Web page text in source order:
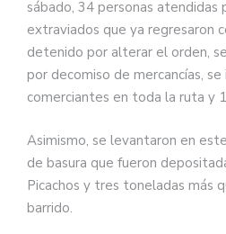
sábado, 34 personas atendidas
extraviados que ya regresaron
detenido por alterar el orden,
por decomiso de mercancías,
comerciantes en toda la ruta y
Asimismo, se levantaron en
de basura que fueron
Picachos y tres toneladas más
barrido.